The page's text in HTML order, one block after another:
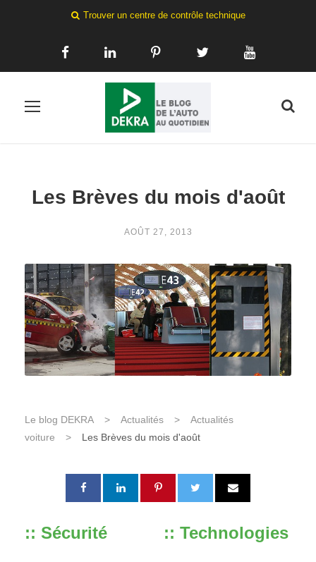
Trouver un centre de contrôle technique
Les Brèves du mois d'août
AOÛT 27, 2013
Le blog DEKRA > Actualités >
Actualités
voiture
> Les Brèves du mois d'août
:: Sécurité :: Technologies